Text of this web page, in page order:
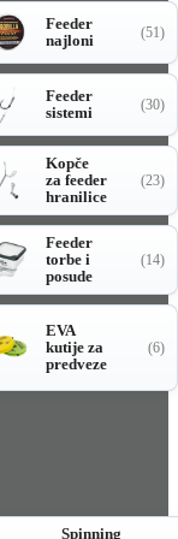
Feeder
najloni
(51)
Feeder
sistemi
(30)
Kopče
za feeder
hranilice
(23)
Feeder
torbe i
posude
(14)
EVA
kutije za
predveze
(6)
Spinning